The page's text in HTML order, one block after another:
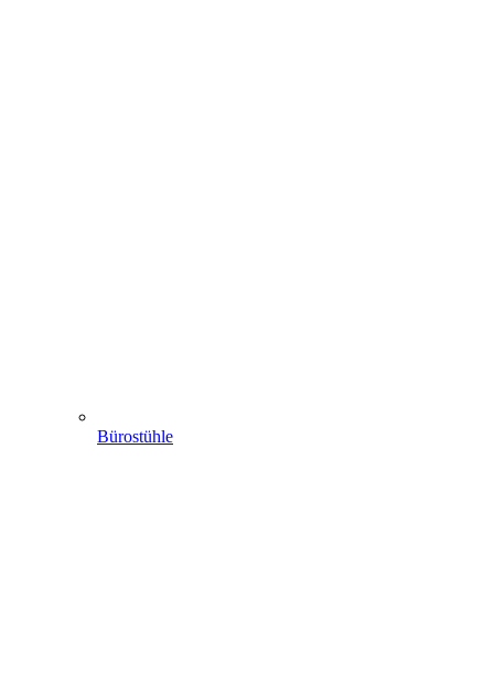
Bürostühle